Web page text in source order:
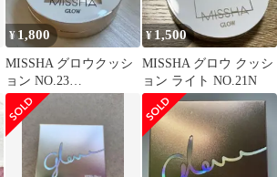
¥1,800
MISSHA グロウクッシ
ョン NO.23
SPF40/PA+++
¥ 1,500
MISSHA グロウ クッシ
ョン ライト NO.21N